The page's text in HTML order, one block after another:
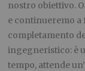
nostro obiettivo.
e continueremo a
completamento
ingegneristico: è
tempo, attende